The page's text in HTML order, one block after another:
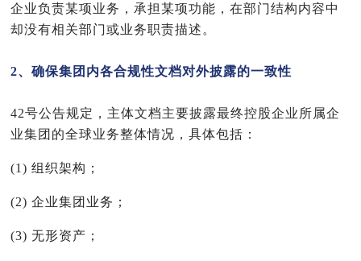
企业负责某项业务，承担某项功能，在部门结构内容中
却没有相关部门或业务职责描述。
2、确保集团内各合规性文档对外披露的一致性
42号公告规定，主体文档主要披露最终控股企业所属企
业集团的全球业务整体情况，具体包括：
(1) 组织架构；
(2) 企业集团业务；
(3) 无形资产；